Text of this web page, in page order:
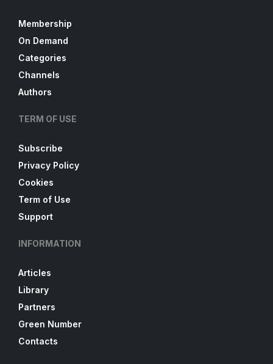
Membership
On Demand
Categories
Channels
Authors
TERM OF USE
Subscribe
Privacy Policy
Cookies
Term of Use
Support
INFORMATION
Articles
Library
Partners
Green Number
Contacts